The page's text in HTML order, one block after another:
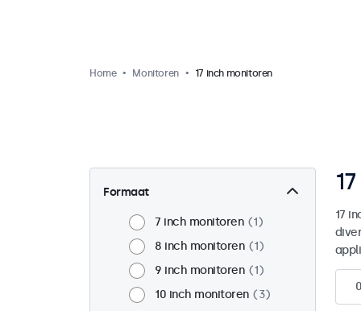
Home Monitoren 17 inch monitoren
Formaat
7 inch monitoren
1
8 inch monitoren
1
9 inch monitoren
1
10 inch monitoren
3
17
0